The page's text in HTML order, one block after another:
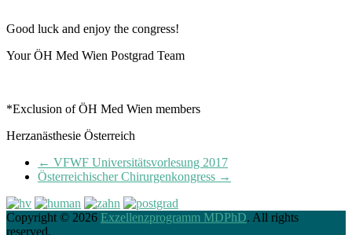
Good luck and enjoy the congress!
Your ÖH Med Wien Postgrad Team
*Exclusion of ÖH Med Wien members
Herzanästhesie Österreich
← VFWF Universitätsvorlesung 2017
Österreichischer Chirurgenkongress →
Copyright © 2026 Exzellenzprogramm MDPhD. All rights
reserved.